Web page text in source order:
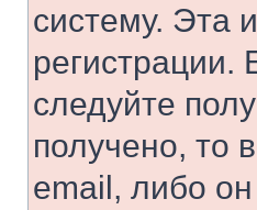
систему. Эта
следуйте
получено, то
email, либо